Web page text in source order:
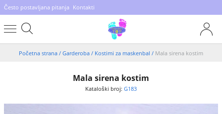
Često postavljana pitanja Kontakti
Početna strana / Garderoba / Kostimi za maskenbal / Mala sirena kostim
Mala sirena kostim
Kataloški broj: G183